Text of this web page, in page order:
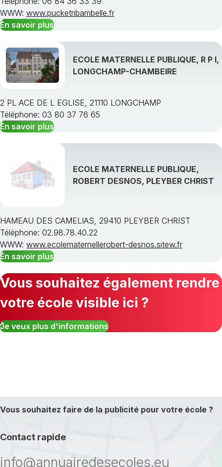
WWW: www.pucketribambelle.fr
En savoir plus
ECOLE MATERNELLE PUBLIQUE, R P I,
LONGCHAMP-CHAMBEIRE
2 PL ACE DE L EGLISE, 21110 LONGCHAMP
Téléphone: 03 80 37 76 65
En savoir plus
ECOLE MATERNELLE PUBLIQUE,
ROBERT DESNOS, PLEYBER CHRIST
HAMEAU DES CAMELIAS, 29410 PLEYBER CHRIST
Téléphone: 02.98.78.40.22
WWW: www.ecolematernellerobert-desnos.sitew.fr
En savoir plus
Vous souhaitez également rendre
votre école visible ici ?
Je veux plus d'informations
Vous souhaitez faire de la publicité pour votre école ?
Contact rapide
info@annuairedesecoles.eu